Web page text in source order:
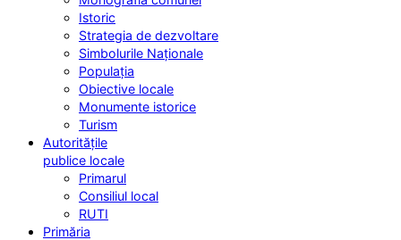
Istoric
Strategia de dezvoltare
Simbolurile Naționale
Populația
Obiective locale
Monumente istorice
Turism
Autoritățile
publice locale
Primarul
Consiliul local
RUTI
Primăria